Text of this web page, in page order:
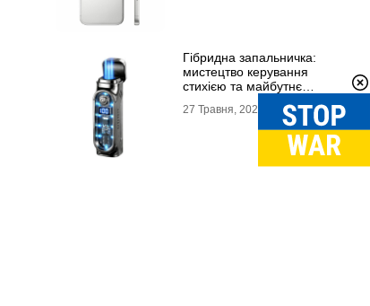
Гібридна запальничка:
мистецтво керування
стихією та майбутнє
27 Травня, 2026